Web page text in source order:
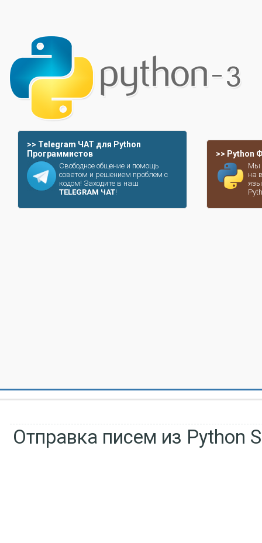
>> Telegram ЧАТ для Python
Программистов
Свободное общение и помощь
советом и решением проблем с
кодом! Заходите в наш
TELEGRAM ЧАТ!
>> Python
Мы
на
Отправка писем из Python